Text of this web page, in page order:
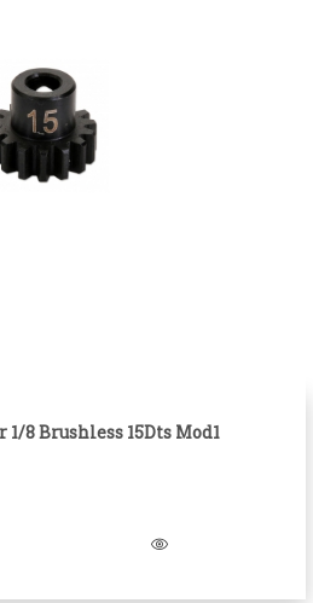
8 Brushless 15Dts Mod1